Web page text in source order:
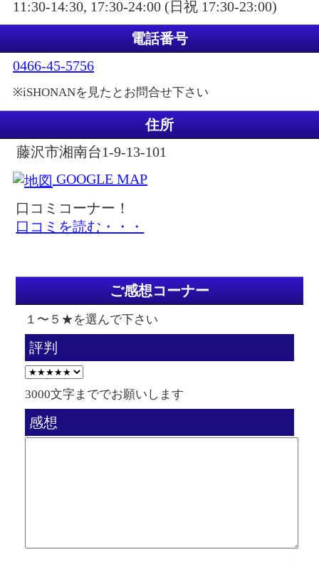
11:30-14:30, 17:30-24:00 (日祝 17:30-23:00)
電話番号
0466-45-5756
※iSHONANを見たとお問合せ下さい
住所
藤沢市湘南台1-9-13-101
GOOGLE MAP
口コミコーナー！
口コミを読む・・・
ご感想コーナー
１〜５★を選んで下さい
評判
3000文字まででお願いします
感想